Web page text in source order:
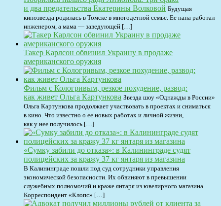
и два предательства Екатерины Волковой Будущая
кинозвезда родилась в Томске в многодетной семье. Ее папа работал
инженером, а мама — заведующей […]
Такер Карлсон обвинил Украину в продаже
американского оружия
Фильм с Кологривым, резкое похудение, развод:
как живет Ольга Картункова Звезда шоу «Однажды в России»
Ольга Картункова продолжает участвовать в проектах и сниматься
в кино. Что известно о ее новых работах и личной жизни,
как у нее получилось […]
«Сумку забили до отказа»: в Калининграде судят
полицейских за кражу 37 кг янтаря из магазина
В Калининграде пошли под суд сотрудники управления
экономической безопасности. Их обвиняют в превышении
служебных полномочий и краже янтаря из ювелирного магазина.
Корреспондент «Клопс» […]